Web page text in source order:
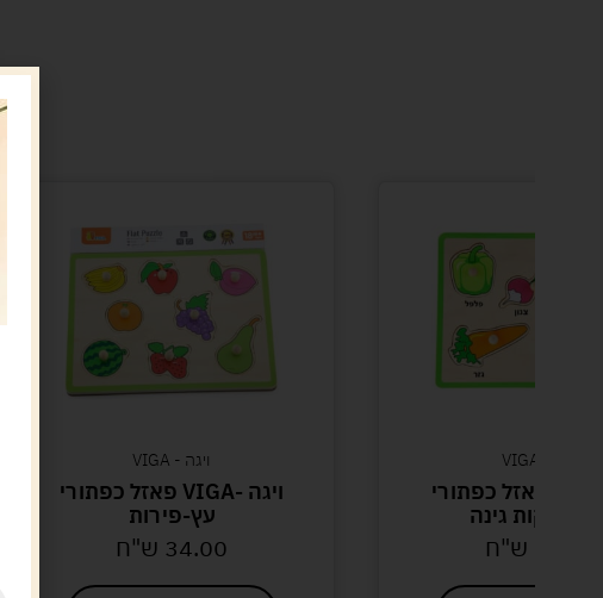
ויגה-VIGA פאזל כפתורי
– ירקות גינה
ש"ח
ויגה - VIGA
ויגה -VIGA פאזל כפתורי
עץ-פירות
34.00 ש"ח